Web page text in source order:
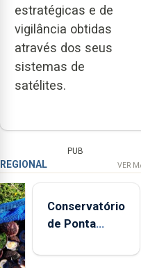
estratégicas e de
vigilância obtidas
através dos seus
sistemas de
satélites.
PUB
REGIONAL VER
Conservatório
de Ponta
contar com